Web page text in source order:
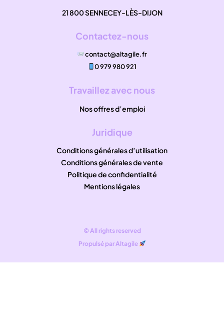
21 800 SENNECEY-LÈS-DIJON
Contactez-nous
contact@altagile.fr
0 979 980 921
Travaillez avec nous
Nos offres d’emploi
Juridique
Conditions générales d’utilisation
Conditions générales de vente
Politique de confidentialité
Mentions légales
© All rights reserved
Propulsé par Altagile